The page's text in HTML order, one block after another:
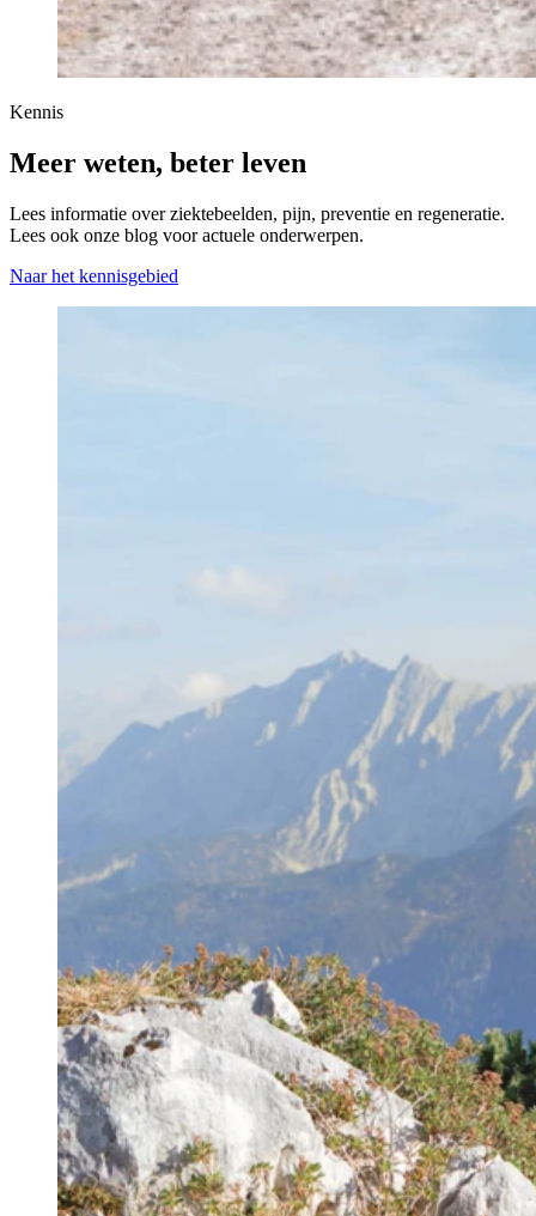
Kennis
Meer weten, beter leven
Lees informatie over ziektebeelden, pijn, preventie en regeneratie.
Lees ook onze blog voor actuele onderwerpen.
Naar het kennisgebied